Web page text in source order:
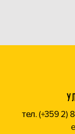
тел. (+359 2)